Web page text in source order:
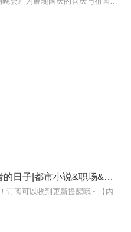
免费|我当小报记者的日子|都市小说&职场&情感